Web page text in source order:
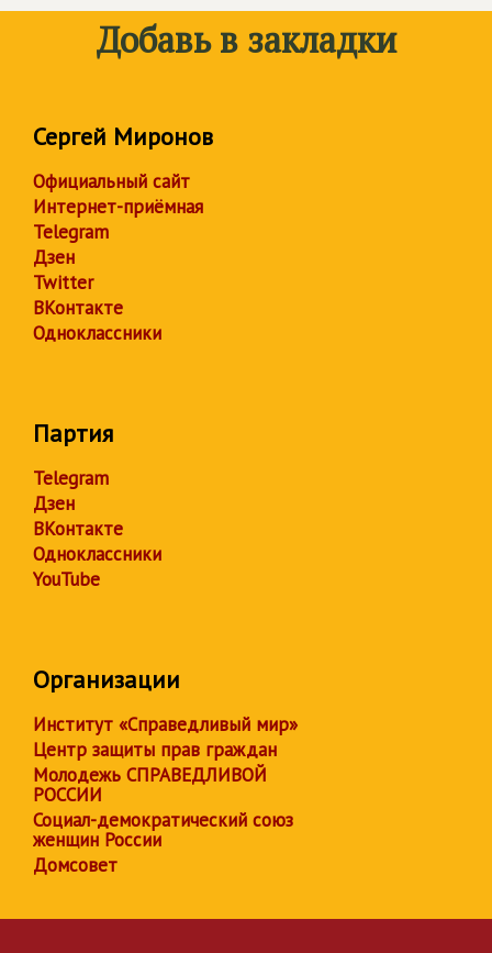
Добавь в закладки
Сергей Миронов
Официальный сайт
Интернет-приёмная
Telegram
Дзен
Twitter
ВКонтакте
Одноклассники
Партия
Telegram
Дзен
ВКонтакте
Одноклассники
YouTube
Организации
Институт «Справедливый мир»
Центр защиты прав граждан
Молодежь СПРАВЕДЛИВОЙ
РОССИИ
Социал-демократический союз
женщин России
Домсовет